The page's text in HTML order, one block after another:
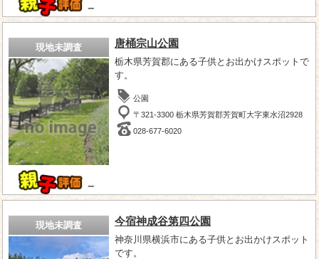
－
現地未調査
－
唐桶宗山公園
栃木県芳賀郡にある子供とお出かけスポットで
す。
公園
〒321-3300 栃木県芳賀郡芳賀町大字東水沼2928
028-677-6020
現地未調査 今宿神成谷第四公園
神奈川県横浜市にある子供とお出かけスポット
です。